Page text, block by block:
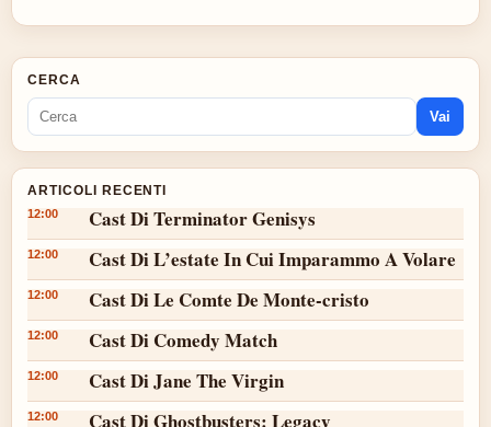
CERCA
Vai
ARTICOLI RECENTI
12:00 Cast Di Terminator Genisys
12:00 Cast Di L’estate In Cui Imparammo A Volare
12:00 Cast Di Le Comte De Monte-cristo
12:00 Cast Di Comedy Match
12:00 Cast Di Jane The Virgin
12:00 Cast Di Ghostbusters: Legacy